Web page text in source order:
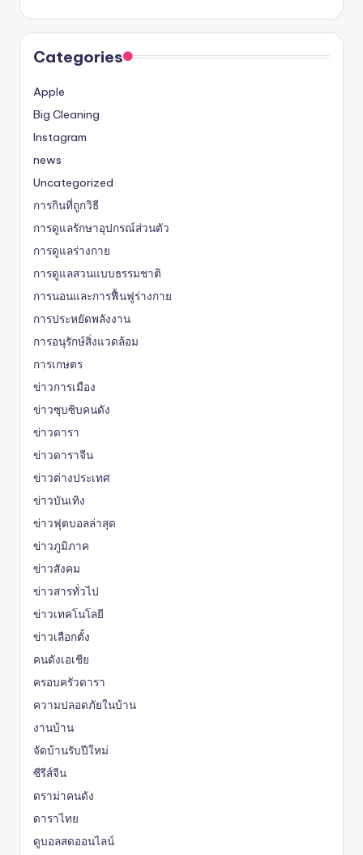
Categories
Apple
Big Cleaning
Instagram
news
Uncategorized
การกินที่ถูกวิธี
การดูแลรักษาอุปกรณ์ส่วนตัว
การดูแลร่างกาย
การดูแลสวนแบบธรรมชาติ
การนอนและการฟื้นฟูร่างกาย
การประหยัดพลังงาน
การอนุรักษ์สิ่งแวดล้อม
การเกษตร
ข่าวการเมือง
ข่าวซุบซิบคนดัง
ข่าวดารา
ข่าวดาราจีน
ข่าวต่างประเทศ
ข่าวบันเทิง
ข่าวฟุตบอลล่าสุด
ข่าวภูมิภาค
ข่าวสังคม
ข่าวสารทั่วไป
ข่าวเทคโนโลยี
ข่าวเลือกตั้ง
คนดังเอเชีย
ครอบครัวดารา
ความปลอดภัยในบ้าน
งานบ้าน
จัดบ้านรับปีใหม่
ซีรีส์จีน
ดราม่าคนดัง
ดาราไทย
ดูบอลสดออนไลน์